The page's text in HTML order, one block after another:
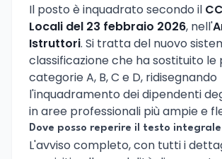
Il posto è inquadrato secondo il
Locali del 23 febbraio 2026, nell'
Istruttori. Si tratta del nuovo
classificazione che ha sostituito
categorie A, B, C e D, ridisegnando
l'inquadramento dei dipendenti
in aree professionali più ampie e
Dove posso reperire il testo
L'avviso completo, con tutti i